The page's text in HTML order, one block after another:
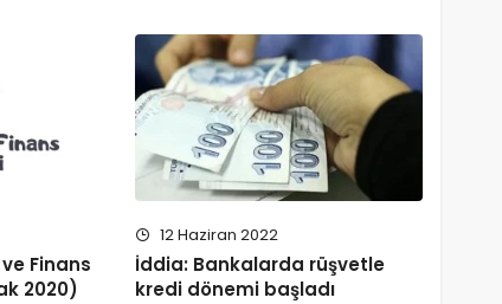
Finans
2020)
12 Haziran 2022
İddia: Bankalarda rüşvetle
kredi dönemi başladı